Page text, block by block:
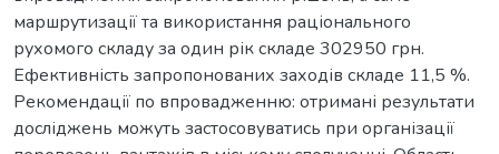
маршрутизації та використання раціонального
рухомого складу за один рік складе 302950 грн.
Ефективність запропонованих заходів складе 11,5 %.
Рекомендації по впровадженню: отримані результати
досліджень можуть застосовуватись при організації